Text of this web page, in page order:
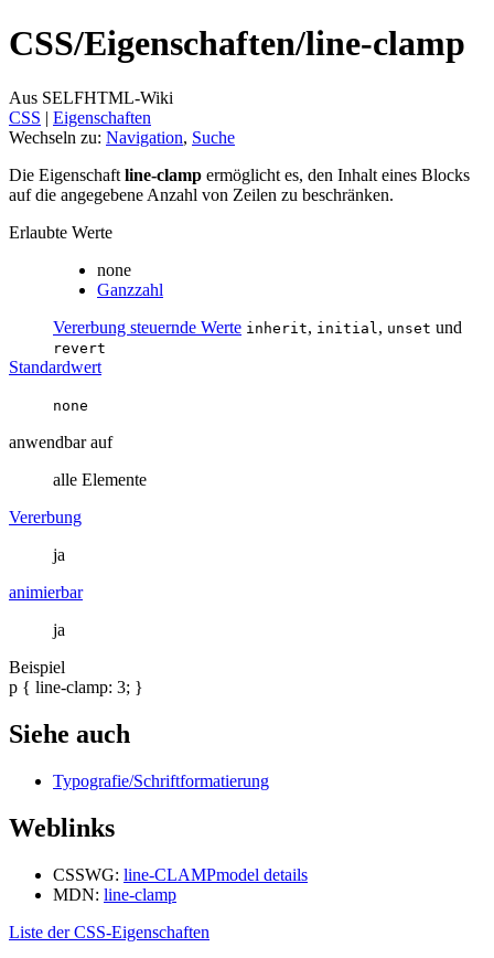
CSS/Eigenschaften/line-clamp
Aus SELFHTML-Wiki
CSS ‎ | Eigenschaften
Wechseln zu: Navigation, Suche
Die Eigenschaft line-clamp ermöglicht es, den Inhalt eines Blocks
auf die angegebene Anzahl von Zeilen zu beschränken.
Erlaubte Werte
none
Ganzzahl
Vererbung steuernde Werte inherit, initial , unset und
revert
Standardwert
none
anwendbar auf
alle Elemente
Vererbung
ja
animierbar
ja
Beispiel
p { line-clamp: 3; }
Siehe auch
Typografie/Schriftformatierung
Weblinks
CSSWG: line-CLAMPmodel details
MDN: line-clamp
Liste der CSS-Eigenschaften